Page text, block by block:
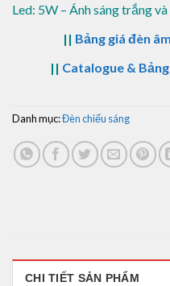
Led: 5W – Ánh sáng trắng
|| Bảng giá đèn
|| Catalogue &
Danh mục:Đèn chiếu sáng
CHI TIẾT SẢN PHẨM